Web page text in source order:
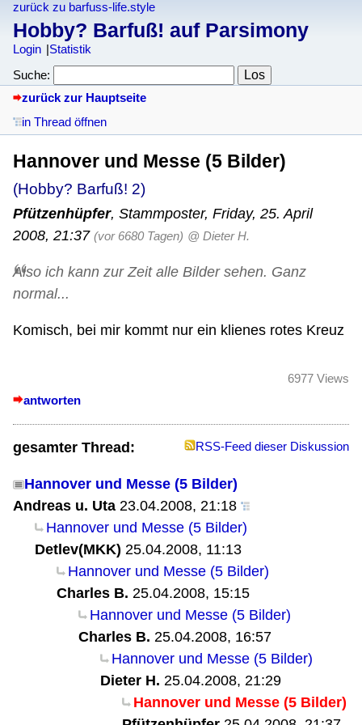
zurück zu barfuss-life.style
Hobby? Barfuß! auf Parsimony
Login
Statistik
Suche:
zurück zur Hauptseite
in Thread öffnen
Hannover und Messe (5 Bilder)
(Hobby? Barfuß! 2)
Pfützenhüpfer, Stammposter, Friday, 25. April
2008, 21:37 (vor 6680 Tagen) @ Dieter H.
Also ich kann zur Zeit alle Bilder sehen. Ganz
normal...
Komisch, bei mir kommt nur ein klienes rotes Kreuz
antworten
6977 Views
gesamter Thread: RSS-Feed dieser Diskussion
Hannover und Messe (5 Bilder)
Andreas u. Uta 23.04.2008, 21:18
Hannover und Messe (5 Bilder)
Detlev(MKK) 25.04.2008, 11:13
Hannover und Messe (5 Bilder)
Charles B. 25.04.2008, 15:15
Hannover und Messe (5 Bilder)
Charles B. 25.04.2008, 16:57
Hannover und Messe (5 Bilder)
Dieter H. 25.04.2008, 21:29
Hannover und Messe (5 Bilder)